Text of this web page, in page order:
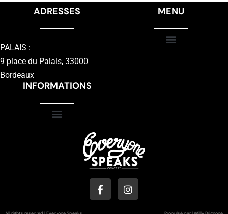
INFORMATIONS
MENU
ADRESSES
PALAIS :
9 place du Palais, 33000
Bordeaux